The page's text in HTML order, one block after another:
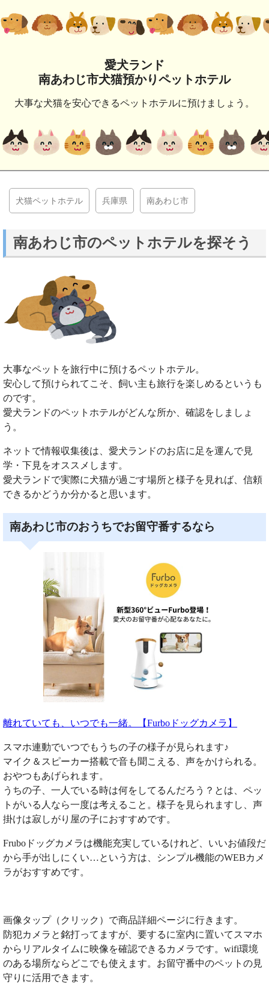
愛犬ランド
南あわじ市犬猫預かりペットホテル
大事な犬猫を安心できるペットホテルに預けましょう。
犬猫ペットホテル 兵庫県 南あわじ市
南あわじ市のペットホテルを探そう
大事なペットを旅行中に預けるペットホテル。
安心して預けられてこそ、飼い主も旅行を楽しめるというも
のです。
愛犬ランドのペットホテルがどんな所か、確認をしましょ
う。
ネットで情報収集後は、愛犬ランドのお店に足を運んで見
学・下見をオススメします。
愛犬ランドで実際に犬猫が過ごす場所と様子を見れば、信頼
できるかどうか分かると思います。
南あわじ市のおうちでお留守番するなら
離れていても、いつでも一緒。【Furboドッグカメラ】
スマホ連動でいつでもうちの子の様子が見られます♪
マイク＆スピーカー搭載で音も聞こえる、声をかけられる。
おやつもあげられます。
うちの子、一人でいる時は何をしてるんだろう？とは、ペッ
トがいる人なら一度は考えること。様子を見られますし、声
掛けは寂しがり屋の子におすすめです。
Fruboドッグカメラは機能充実しているけれど、いいお値段だ
から手が出しにくい…という方は、シンプル機能のWEBカメ
ラがおすすめです。
画像タップ（クリック）で商品詳細ページに行きます。
防犯カメラと銘打ってますが、要するに室内に置いてスマホ
からリアルタイムに映像を確認できるカメラです。wifi環境
のある場所ならどこでも使えます。お留守番中のペットの見
守りに活用できます。